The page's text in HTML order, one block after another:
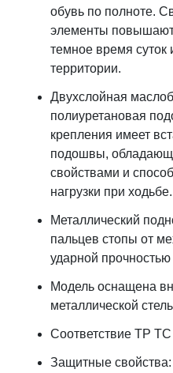
обувь по полноте.
элементы повышают
темное время
территории.
Двухслойная
полиуретановая
крепления имеет
подошвы,
свойствами и
нагрузки при ходьбе.
Металлический
пальцев стопы от
ударной
Модель оснащена
металлической
Соответствие ТР ТС
Защитные